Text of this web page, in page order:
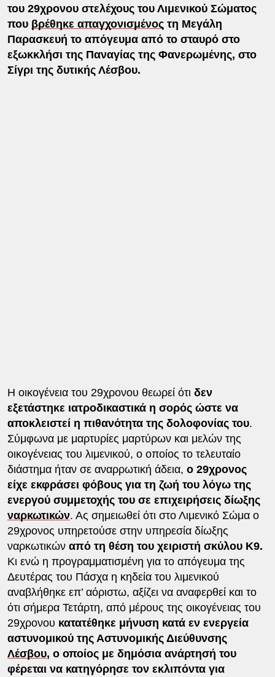
του 29χρονου στελέχους του Λιμενικού Σώματος
που βρέθηκε απαγχονισμένοςτη Μεγάλη
Παρασκευή το απόγευμα από το σταυρό στο
εξωκκλήσι της Παναγίας της Φανερωμένης, στο
Σίγρι της δυτικής Λέσβου.
Η οικογένεια του 29χρονου θεωρεί ότι δεν
εξετάστηκε ιατροδικαστικά η σορός ώστε να
αποκλειστεί η πιθανότητα της δολοφονίας του.
Σύμφωνα με μαρτυρίες μαρτύρων και μελών της
οικογένειας του λιμενικού, ο οποίος το τελευταίο
διάστημα ήταν σε αναρρωτική άδεια, ο 29χρονος
είχε εκφράσει φόβους για τη ζωή του λόγω της
ενεργού συμμετοχής του σε επιχειρήσεις δίωξης
ναρκωτικών. Ας σημειωθεί ότι στο Λιμενικό Σώμα ο
29χρονος υπηρετούσε στην υπηρεσία δίωξης
ναρκωτικών από τη θέση του χειριστή σκύλου Κ9.
Κι ενώ η προγραμματισμένη για το απόγευμα της
Δευτέρας του Πάσχα η κηδεία του λιμενικού
αναβλήθηκε επ’ αόριστω, αξίζει να αναφερθεί και το
ότι σήμερα Τετάρτη, από μέρους της οικογένειας του
29χρονου κατατέθηκε μήνυση κατά εν ενεργεία
αστυνομικού της Αστυνομικής Διεύθυνσης
Λέσβου, ο οποίος με δημόσια ανάρτησή του
φέρεται να κατηγόρησε τον εκλιπόντα για